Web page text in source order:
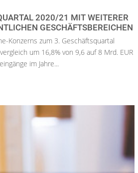
2020/21 MIT WEITERER
GESCHÄFTSBEREICHEN
Konzerns zum 3. Geschäftsquartal
um 16,8% von 9,6 auf 8 Mrd. EUR
im Jahre...